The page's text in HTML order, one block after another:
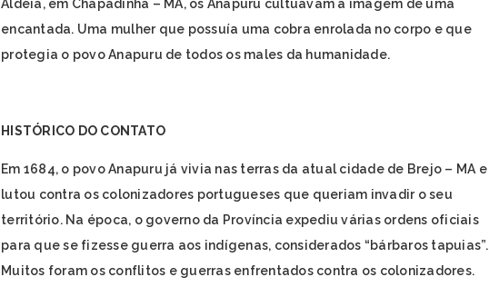
Aldeia, em Chapadinha – MA, os Anapuru cultuavam a imagem de uma
encantada. Uma mulher que possuía uma cobra enrolada no corpo e que
protegia o povo Anapuru de todos os males da humanidade.
HISTÓRICO DO CONTATO
Em 1684, o povo Anapuru já vivia nas terras da atual cidade de Brejo – MA e
lutou contra os colonizadores portugueses que queriam invadir o seu
território. Na época, o governo da Província expediu várias ordens oficiais
para que se fizesse guerra aos indígenas, considerados “bárbaros tapuias”.
Muitos foram os conflitos e guerras enfrentados contra os colonizadores.